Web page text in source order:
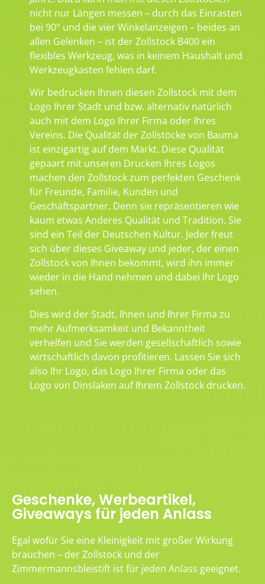
nicht nur Längen messen – durch das Einrasten
bei 90° und die vier Winkelanzeigen – beides an
allen Gelenken – ist der Zollstock B400 ein
flexibles Werkzeug, was in keinem Haushalt und
Werkzeugkasten fehlen darf.
Wir bedrucken Ihnen diesen Zollstock mit dem
Logo Ihrer Stadt und bzw. alternativ natürlich
auch mit dem Logo Ihrer Firma oder Ihres
Vereins. Die Qualität der Zollstöcke von Bauma
ist einzigartig auf dem Markt. Diese Qualität
gepaart mit unseren Drucken Ihres Logos
machen den Zollstock zum perfekten Geschenk
für Freunde, Familie, Kunden und
Geschäftspartner. Denn sie repräsentieren wie
kaum etwas Anderes Qualität und Tradition. Sie
sind ein Teil der Deutschen Kultur. Jeder freut
sich über dieses Giveaway und jeder, der einen
Zollstock von Ihnen bekommt, wird ihn immer
wieder in die Hand nehmen und dabei Ihr Logo
sehen.
Dies wird der Stadt, Ihnen und Ihrer Firma zu
mehr Aufmerksamkeit und Bekanntheit
verhelfen und Sie werden gesellschaftlich sowie
wirtschaftlich davon profitieren. Lassen Sie sich
also Ihr Logo, das Logo Ihrer Firma oder das
Logo von Dinslaken auf Ihrem Zollstock drucken.
Geschenke, Werbeartikel,
Giveaways für jeden Anlass
Egal wofür Sie eine Kleinigkeit mit großer Wirkung
brauchen – der Zollstock und der
Zimmermannsbleistift ist für jeden Anlass geeignet.